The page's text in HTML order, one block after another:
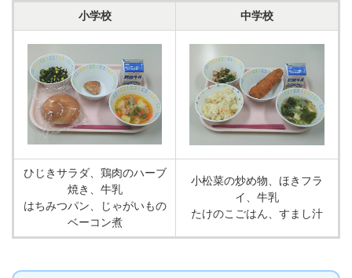
小学校 中学校
ひじきサラダ、鶏肉のハーブ
焼き、牛乳
はちみつパン、じゃがいもの
ベーコン煮
小松菜の炒め物、ほきフラ
イ、牛乳
たけのこごはん、すまし汁